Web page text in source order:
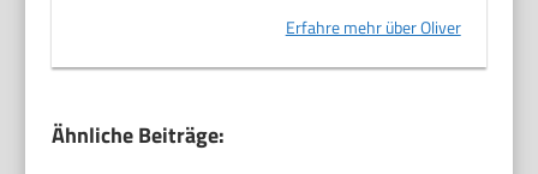
Erfahre mehr über Oliver
Ähnliche Beiträge: